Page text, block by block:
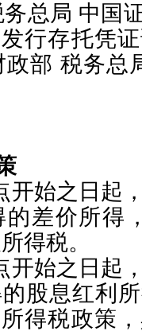
务总局 中国
行存托凭
部 税务总
始之日起，
差价所得
得税。
始之日起，
股息红利
得税政策